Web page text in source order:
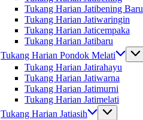
Tukang Harian Jatibening Baru
Tukang Harian Jatiwaringin
Tukang Harian Jaticempaka
Tukang Harian Jatibaru
Tukang Harian Pondok Melati
Tukang Harian Jatirahayu
Tukang Harian Jatiwarna
Tukang Harian Jatimurni
Tukang Harian Jatimelati
Tukang Harian Jatiasih